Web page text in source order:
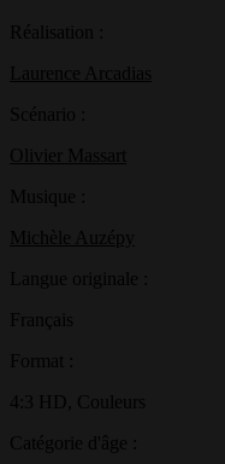
Réalisation :
Laurence Arcadias
Scénario :
Olivier Massart
Musique :
Michèle Auzépy
Langue originale :
Français
Format :
4:3 HD, Couleurs
Catégorie d'âge :